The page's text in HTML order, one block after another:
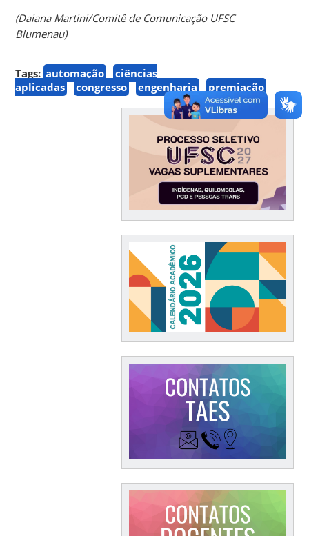
(Daiana Martini/Comitê de Comunicação UFSC
Blumenau)
Tags: automação
ciências
aplicadas
congresso engenharia premiação